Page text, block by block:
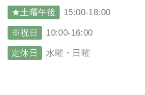
★土曜午後 15:00-18:00
※祝日 10:00-16:00
定休日 水曜・日曜